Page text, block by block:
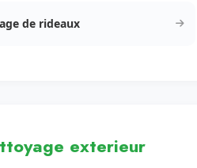
de rideaux
exterieur